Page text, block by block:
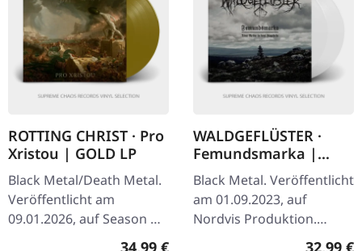
ROTTING CHRIST · Pro
Xristou | GOLD LP
Black Metal/Death Metal.
Veröffentlicht am
09.01.2026, auf Season Of
Mist. Goldenes Vinyl imRegulärer Preis:
WALDGEFLÜSTER ·
Femundsmarka |
CLEAR 2LP
Black Metal. Veröffentlicht
am 01.09.2023, auf
Nordvis Produktion.
Transparentes Doppel-